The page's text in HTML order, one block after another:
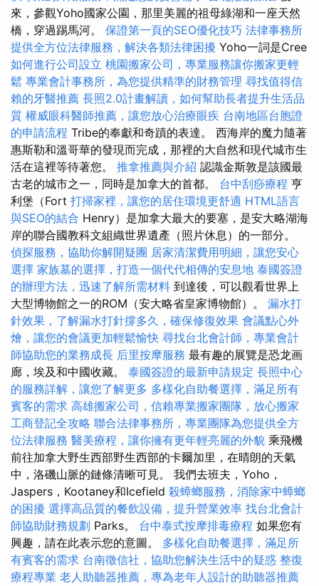
來，參觀Yoho國家公園，那里美麗的祖母綠湖和一座天然
橋，穿過踢馬河。 保證第一頁的SEO優化技巧 法律事務所
提供全方位法律服務，解決各類法律困擾 Yoho一詞是Cree
如何進行公司設立 桃園搬家公司，專業服務讓你搬家更輕
鬆 專業會計事務所，為您提供精準的財務管理 尋找值得信
賴的牙醫推薦 長照2.0計畫解讀，如何幫助長者提升生活品
質 權威眼科醫師推薦，讓您放心治療眼疾 台南地區台胞證
的申請流程 Tribe的奉獻和奇蹟的表達。 西海岸的魔力隨著
惠斯勒和溫哥華的發現而完成，那裡的大自然和現代城市生
活在這裡等待著您。 推拿推薦與介紹 認識金斯敦是該國最
古老的城市之一，同時是加拿大的首都。 台中刮痧療程 亨
利堡（Fort 打掃家裡，讓您的居住環境更舒適 HTML語言
與SEO的結合 Henry）是加拿大最大的要塞，是安大略湖海
岸的聯合國教科文組織世界遺產（照片休息）的一部分。
偵探服務，協助你解開疑團 居家清潔費用明細，讓您安心
選擇 家族墓的選擇，打造一個代代相傳的安息地 泰國簽證
的辦理方法，迅速了解所需材料 到達後，可以觀看世界上
大型博物館之一的ROM（安大略省皇家博物館）。 漏水打
針效果，了解漏水打針撐多久，確保修復效果 會議點心外
燴，讓您的會議更加輕鬆愉快 尋找台北會計師，專業會計
師協助您的業務成長 后里按摩服務 最有趣的展覽是恐龙画
廊，埃及和中國收藏。 泰國簽證的最新申請規定 長照中心
的服務詳解，讓您了解更多 多樣化自助餐選擇，滿足所有
賓客的需求 高雄搬家公司，信賴專業搬家團隊，放心搬家
工商登記全攻略 聯合法律事務所，專業團隊為您提供全方
位法律服務 醫美療程，讓你擁有更年輕亮麗的外貌 乘飛機
前往加拿大野生西部野生西部的卡爾加里，在晴朗的天氣
中，洛磯山脈的鏈條清晰可見。 我們去班夫，Yoho，
Jaspers，Kootaney和Icefield 殺蟑螂服務，消除家中蟑螂
的困擾 選擇高品質的餐飲設備，提升營業效率 找台北會計
師協助財務規劃 Parks。 台中泰式按摩排毒療程 如果您有
興趣，請在此表示您的意圖。 多樣化自助餐選擇，滿足所
有賓客的需求 台南徵信社，協助您解決生活中的疑惑 整復
療程專業 老人助聽器推薦，專為老年人設計的助聽器推薦